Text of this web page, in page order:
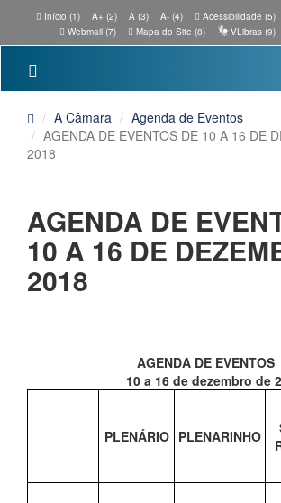
Início (1) A+ (2) A (3) A- (4) Acessibilidade (5)
Webmail (7)
Mapa do Site (8) VLibras (9)
A Câmara
Agenda de Eventos
AGENDA DE EVENTOS DE 10 A 16 DE
2018
AGENDA DE
10 A 16 DE
2018
AGENDA DE EVENTOS
10 a 16 de dezembro de
PLENÁRIO PLENARINHO